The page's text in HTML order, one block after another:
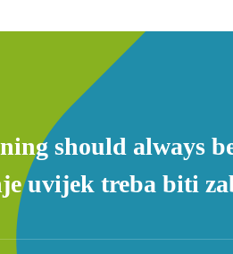
should always
uvijek treba biti